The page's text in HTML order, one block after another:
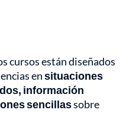
cursos están diseñados
ensituaciones
información
sencillassobre